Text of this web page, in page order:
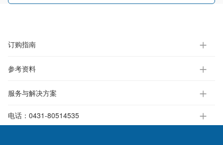
订购指南
参考资料
服务与解决方案
电话： 0431-80514535